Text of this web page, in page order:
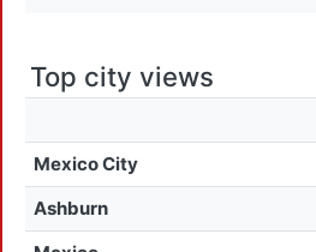
Top city views
Mexico City
Ashburn